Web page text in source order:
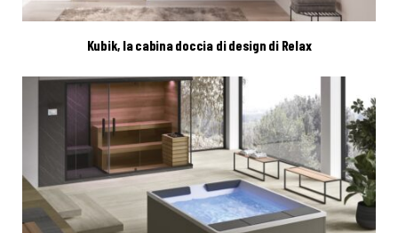
Kubik, la cabina doccia di design di Relax